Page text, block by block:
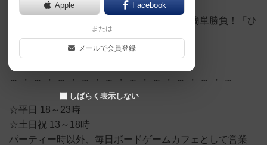
【YouTube】
【おすすめボードゲーム】語彙力と閃きの簡単勝負！「ひ
らがじゃん」ルール説明動画【#125】
https://youtu.be/Jfuom446MC8
～ ・ ～ ・ ～ ・ ～ ・ ～ ・ ～ ・ ～ ・ ～ ・ ～ ・ ～
☆平日 18～23時
☆土日祝 13～18時
パーティー時以外、毎日ボードゲームカフェとして営業
Apple Facebook
または
メールで会員登録
しばらく表示しない